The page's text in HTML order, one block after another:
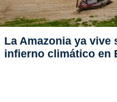
La Amazonia ya vive
infierno climático en